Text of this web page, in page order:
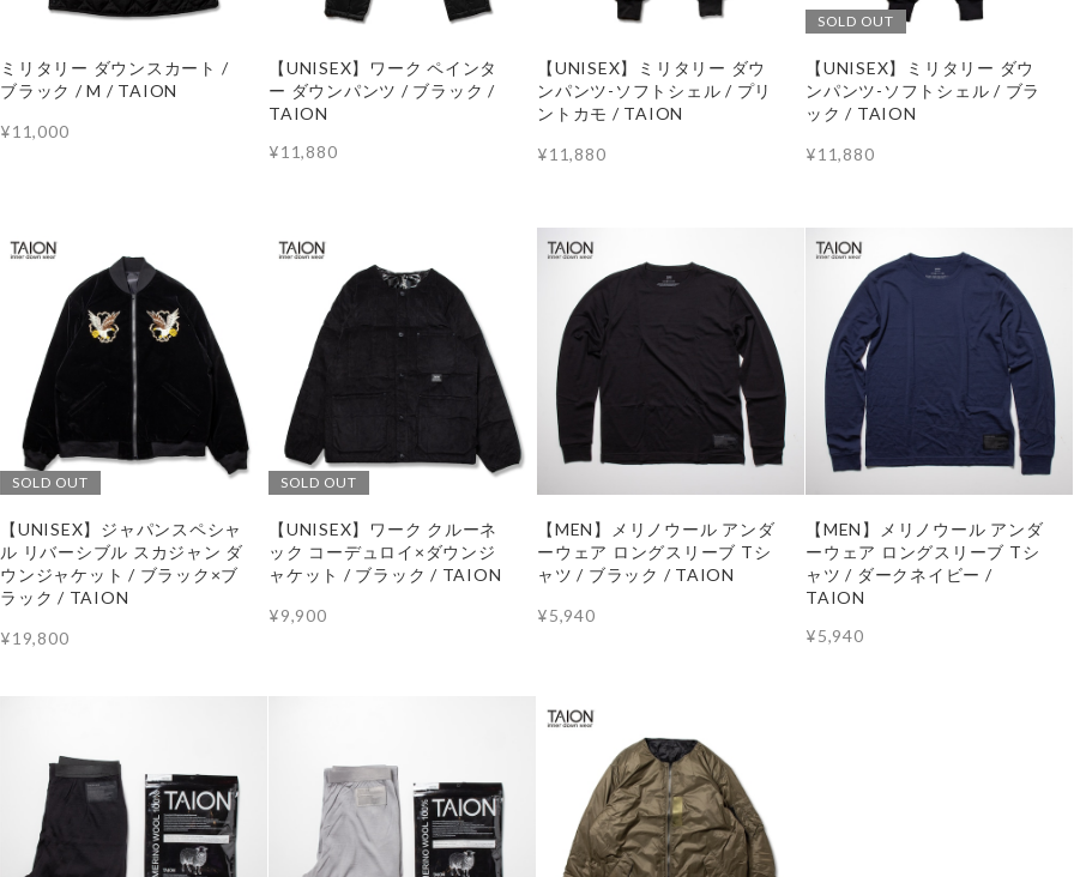
ミリタリー ダウンスカート /
ブラック / M / TAION
¥11,000
【UNISEX】ワーク ペインタ
ー ダウンパンツ / ブラック /
TAION
¥11,880
【UNISEX】ミリタリー ダウ
ンパンツ-ソフトシェル / プリ
ントカモ / TAION
¥11,880
SOLD OUT
【UNISEX】ミリタリー ダウ
ンパンツ-ソフトシェル / ブラ
ック / TAION
¥11,880
SOLD OUT
【UNISEX】ジャパンスペシャ
ル リバーシブル スカジャン ダ
ウンジャケット / ブラック×ブ
ラック / TAION
¥19,800
SOLD OUT
【UNISEX】ワーク クルーネ
ック コーデュロイ×ダウンジ
ャケット / ブラック / TAION
¥9,900
【MEN】メリノウール アンダ
ーウェア ロングスリーブ Tシ
ャツ / ブラック / TAION
¥5,940
【MEN】メリノウール アンダ
ーウェア ロングスリーブ Tシ
ャツ / ダークネイビー /
TAION
¥5,940